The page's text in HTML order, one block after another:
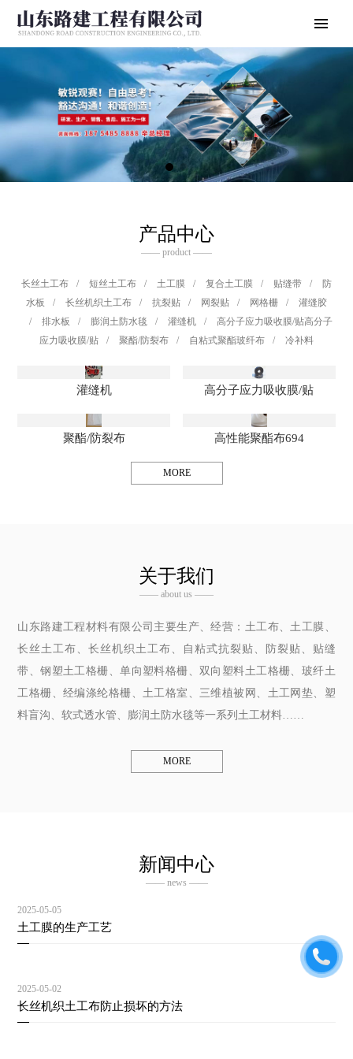
产品中心
—— product ——
长丝土工布 / 短丝土工布 / 土工膜 / 复合土工膜 / 贴缝带 /
防
水板
/ 长丝机织土工布 / 抗裂贴 / 网裂贴 / 网格栅 /
灌缝胶
/
排水板 / 膨润土防水毯 / 灌缝机 /
高分子应力吸收膜/贴高分子
应力吸收膜/贴
/ 聚酯/防裂布 / 自粘式聚酯玻纤布 / 冷补料
灌缝机 高分子应力吸收膜/贴
聚酯/防裂布 高性能聚酯布694
MORE
关于我们
—— about us ——
山东路建工程材料有限公司主要生产、经营：土工布、土工膜、
长丝土工布、长丝机织土工布、自粘式抗裂贴、防裂贴、贴缝
带、钢塑土工格栅、单向塑料格栅、双向塑料土工格栅、玻纤土
工格栅、经编涤纶格栅、土工格室、三维植被网、土工网垫、塑
料盲沟、软式透水管、膨润土防水毯等一系列土工材料……
MORE
新闻中心
—— news ——
2025-05-05
土工膜的生产工艺
2025-05-02
长丝机织土工布防止损坏的方法